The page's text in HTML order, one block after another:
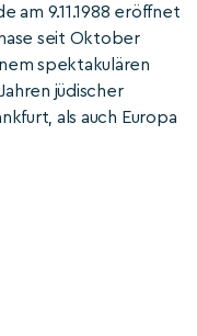
am 9.11.1988 eröffnet
seit Oktober
spektakulären
jüdischer
als auch Europa